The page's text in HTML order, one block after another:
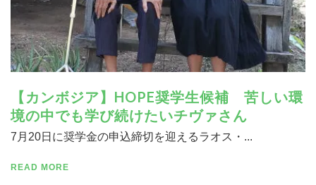
【カンボジア】HOPE奨学生候補 苦しい環
境の中でも学び続けたいチヴァさん
7月20日に奨学金の申込締切を迎えるラオス・...
READ MORE